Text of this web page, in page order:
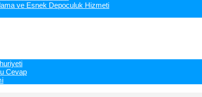
ve Esnek Depoculuk Hizmeti
Cevap